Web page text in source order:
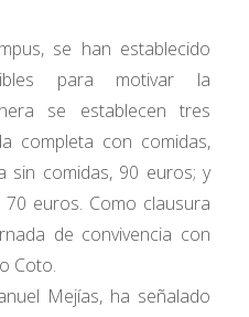
se han establecido
para motivar la
se establecen tres
completa con comidas,
sin comidas, 90 euros; y
euros. Como clausura
de convivencia con
Coto.
Mejías, ha señalado